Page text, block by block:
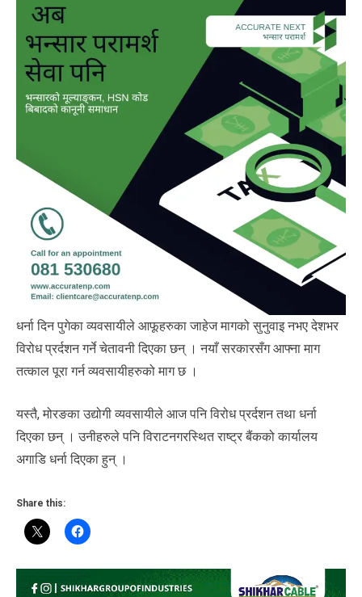
धर्ना दिन पुगेका व्यवसायीले आफूहरुका जाहेज मागको सुनुवाइ नभए देशभर
विरोध प्रर्दशन गर्ने चेतावनी दिएका छन् । नयाँ सरकारसँग आफ्ना माग
तत्काल पूरा गर्न व्यवसायीहरुको माग छ ।
यस्तै, मोरङका उद्योगी व्यवसायीले आज पनि विरोध प्रर्दशन तथा धर्ना
दिएका छन् । उनीहरुले पनि विराटनगरस्थित राष्ट्र बैंकको कार्यालय
अगाडि धर्ना दिएका हुन् ।
Share this: